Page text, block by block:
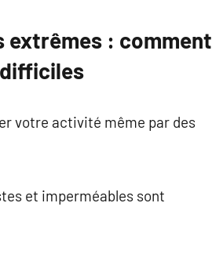
extrêmes : comment
votre activité même par des
et imperméables sont